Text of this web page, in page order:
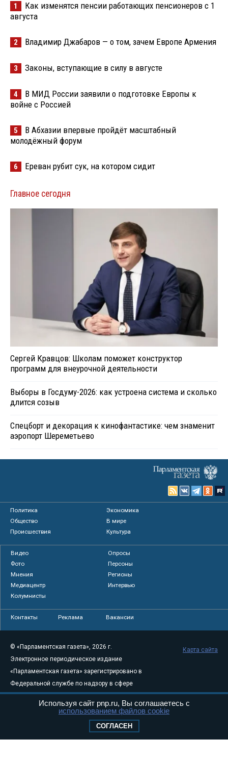
1
Как изменятся пенсии работающих пенсионеров с 1
августа
2 Владимир Джабаров — о том, зачем Европе Армения
3 Законы, вступающие в силу в августе
4
В МИД России заявили о подготовке Европы к
войне с Россией
5
В Абхазии впервые пройдёт масштабный
молодёжный форум
6 Ереван рубит сук, на котором сидит
Главное сегодня
Сергей Кравцов: Школам поможет конструктор
программ для внеурочной деятельности
Выборы в Госдуму-2026: как устроена система и сколько
длится созыв
Спецборт и декорация к кинофантастике: чем знаменит
аэропорт Шереметьево
Политика
Экономика
Общество
В мире
Происшествия
Культура
Видео
Опросы
Фото
Персоны
Мнения
Регионы
Медиацентр
Интервью
Колумнисты
Контакты Реклама Вакансии
© «Парламентская газета», 2026 г.
Электронное периодическое издание
«Парламентская газета» зарегистрировано в
Федеральной службе по надзору в сфере
связи, информационных технологий и
массовых коммуникаций (Роскомнадзор) 05
Свидетельство о регистрации Эл № ФС77-
Карта сайта
Используя сайт pnp.ru, Вы соглашаетесь с
использованием файлов cookie
СОГЛАСЕН